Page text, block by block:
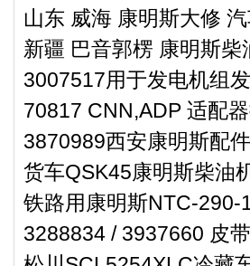
山东 威海 康明斯大修
新疆 巴音郭楞 康明斯
3007517用于发电机组
70817 CNN,ADP 适配
3870989西安康明斯配
货车QSK45康明斯柴油
铁路用康明斯NTC-290-
3288834 / 3937660 皮带